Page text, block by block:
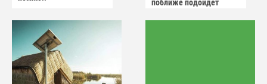
поближе подойдет